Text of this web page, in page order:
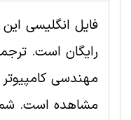
رایگان است.
مشاهده است.